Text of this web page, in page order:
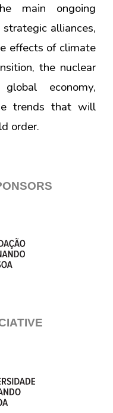
main ongoing
alliances,
effects of climate
the nuclear
economy,
trends that will
order.